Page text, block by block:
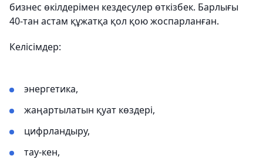
бизнес өкілдерімен кездесулер өткізбек. Барлығы
40-тан астам құжатқа қол қою жоспарланған.
Келісімдер:
энергетика,
жаңартылатын қуат көздері,
цифрландыру,
тау-кен,